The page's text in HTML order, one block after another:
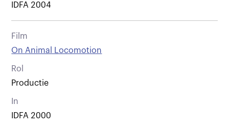
IDFA 2004
Film
On Animal Locomotion
Rol
Productie
In
IDFA 2000